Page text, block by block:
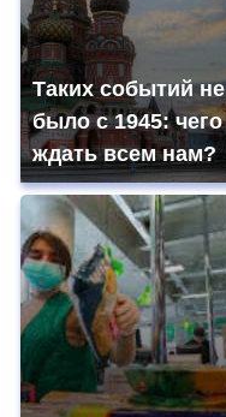
Таких событий не
было с 1945: чего
ждать всем нам?